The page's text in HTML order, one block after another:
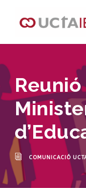
Reunió
COMUNICACIÓ